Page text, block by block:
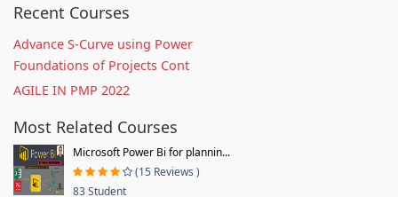
Recent Courses
Advance S-Curve using Power
Foundations of Projects Cont
AGILE IN PMP 2022
Most Related Courses
Microsoft Power Bi for plannin...
(15 Reviews )
83 Student